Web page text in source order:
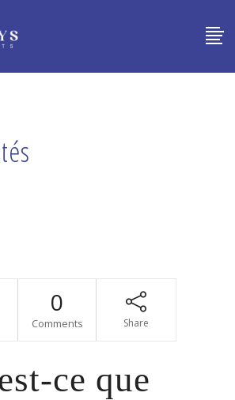
0
Comments Share
ce que